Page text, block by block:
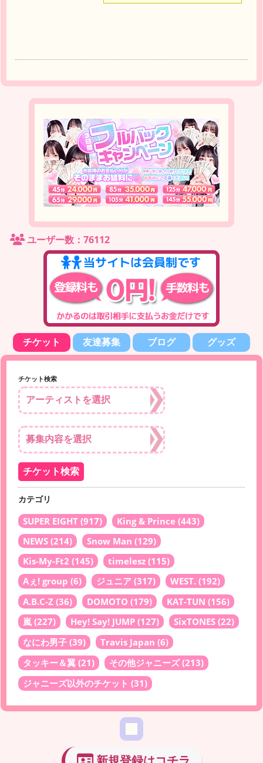
ユーザー数：76112
チケット 友達募集 ブログ グッズ
チケット検索
カテゴリ
SUPER EIGHT (917) King & Prince (443)
NEWS (214) Snow Man (129)
Kis-My-Ft2 (145) timelesz (115)
Aぇ! group (6) ジュニア (317) WEST. (192)
A.B.C-Z (36) DOMOTO (179) KAT-TUN (156)
嵐 (227) Hey! Say! JUMP (127) SixTONES (22)
なにわ男子 (39) Travis Japan (6)
タッキー＆翼 (21) その他ジャニーズ(213)
ジャニーズ以外のチケット (31)